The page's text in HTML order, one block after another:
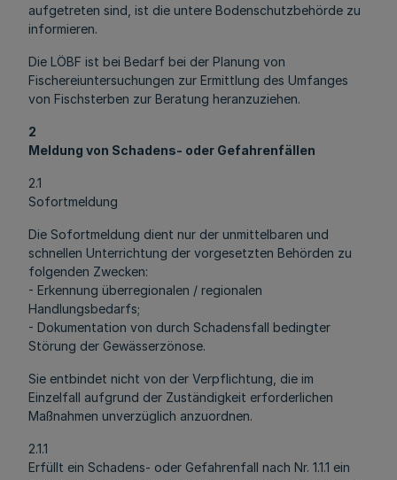
aufgetreten sind, ist die untere Bodenschutzbehörde zu
informieren.
Die LÖBF ist bei Bedarf bei der Planung von
Fischereiuntersuchungen zur Ermittlung des Umfanges
von Fischsterben zur Beratung heranzuziehen.
2
Meldung von Schadens- oder Gefahrenfällen
2.1
Sofortmeldung
Die Sofortmeldung dient nur der unmittelbaren und
schnellen Unterrichtung der vorgesetzten Behörden zu
folgenden Zwecken:
- Erkennung überregionalen / regionalen
Handlungsbedarfs;
- Dokumentation von durch Schadensfall bedingter
Störung der Gewässerzönose.
Sie entbindet nicht von der Verpflichtung, die im
Einzelfall aufgrund der Zuständigkeit erforderlichen
Maßnahmen unverzüglich anzuordnen.
2.1.1
Erfüllt ein Schadens- oder Gefahrenfall nach Nr. 1.1.1 ein